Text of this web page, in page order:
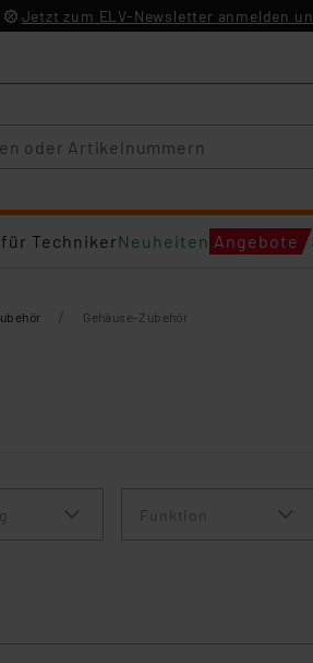
Jetzt zum ELV-Newsletter anmelden
TechnikerNeuheiten Angebote
/ Gehäuse-Zubehör
Funktion